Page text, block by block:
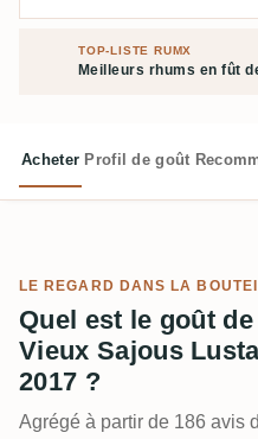
TOP-LISTE RUMX
Meilleurs rhums en fût
Acheter Profil de goût
LE REGARD DANS LA
Quel est le goût
Vieux Sajous
2017 ?
Agrégé à partir de 186 avis